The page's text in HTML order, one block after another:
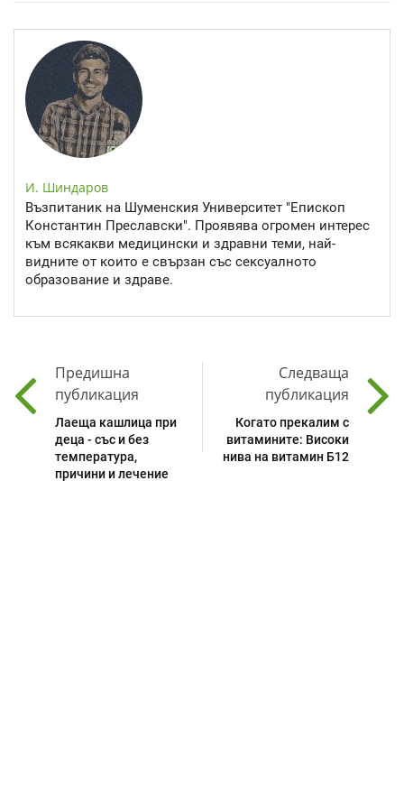
И. Шиндаров
Възпитаник на Шуменския Университет "Епископ
Константин Преславски". Проявява огромен интерес
към всякакви медицински и здравни теми, най-
видните от които е свързан със сексуалното
образование и здраве.
Предишна
публикация
Лаеща кашлица при
деца - със и без
температура,
причини и лечение
Следваща
публикация
Когато прекалим с
витамините: Високи
нива на витамин Б12